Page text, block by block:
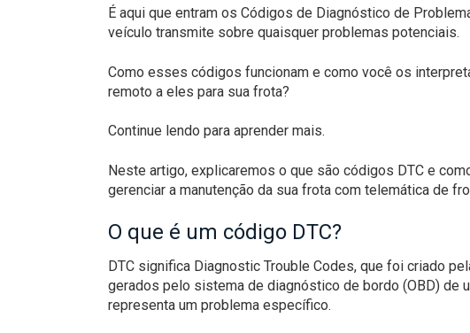
É aqui que entram os Códigos de Diagnóstico de
veículo transmite sobre quaisquer problemas potenciais.
Como esses códigos funcionam e como você os
remoto a eles para sua frota?
Continue lendo para aprender mais.
Neste artigo, explicaremos o que são códigos DTC e
gerenciar a manutenção da sua frota com telemática de
O que é um código DTC?
DTC significa Diagnostic Trouble Codes, que foi criado
gerados pelo sistema de diagnóstico de bordo (OBD) de
representa um problema específico.